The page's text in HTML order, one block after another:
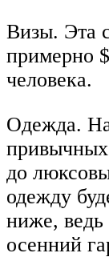
Визы. Эта
примерно
человека.
Одежда.
до
одежду
ниже, ведь
осенний